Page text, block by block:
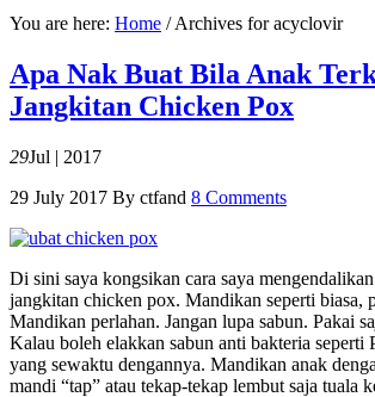
You are here: Home /Archives for acyclovir
Apa Nak Buat Bila Anak
Jangkitan Chicken Pox
29Jul | 2017
29 July 2017 By ctfand 8 Comments
Di sini saya kongsikan cara saya
jangkitan chicken pox. Mandikan seperti biasa,
Mandikan perlahan. Jangan lupa sabun. Pakai
Kalau boleh elakkan sabun anti bakteria
yang sewaktu dengannya. Mandikan anak
mandi “tap” atau tekap-tekap lembut saja tuala